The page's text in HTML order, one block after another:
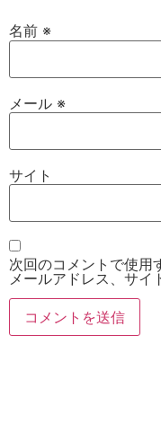
名前 ※
メール ※
サイト
次回のコメントで使用
メールアドレス、サイ